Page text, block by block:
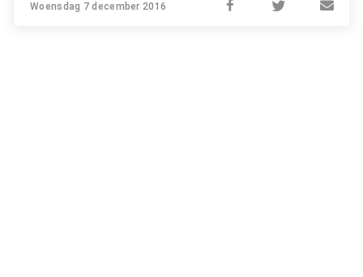
Woensdag 7 december 2016